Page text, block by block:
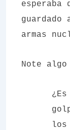
esperaba
armas
Note
los